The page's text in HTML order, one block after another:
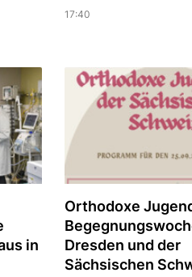
17:40
in
Orthodoxe
Dresden und der
Sächsischen